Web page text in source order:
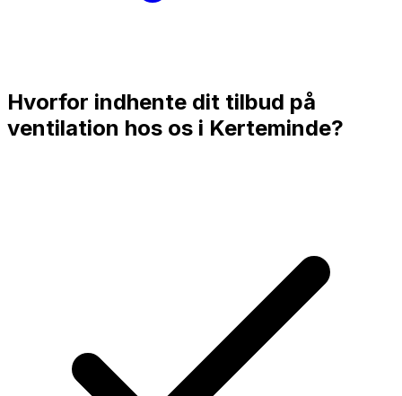
Hvorfor indhente dit tilbud på
ventilation hos os i Kerteminde?